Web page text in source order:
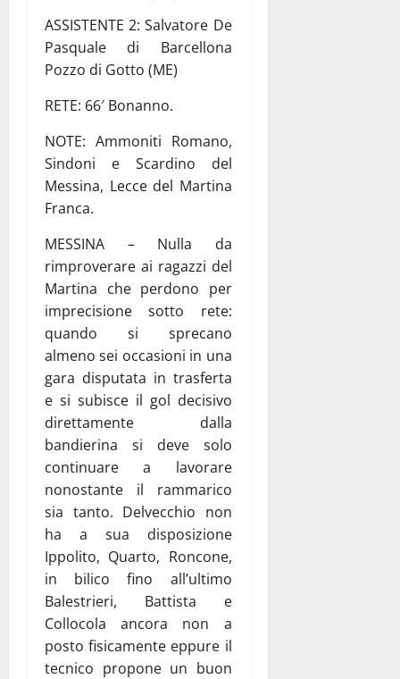
ASSISTENTE 2: Salvatore De
Pasquale di Barcellona
Pozzo di Gotto (ME)
RETE: 66′ Bonanno.
NOTE: Ammoniti Romano,
Sindoni e Scardino del
Messina, Lecce del Martina
Franca.
MESSINA – Nulla da
rimproverare ai ragazzi del
Martina che perdono per
imprecisione sotto rete:
quando si sprecano
almeno sei occasioni in una
gara disputata in trasferta
e si subisce il gol decisivo
direttamente dalla
bandierina si deve solo
continuare a lavorare
nonostante il rammarico
sia tanto. Delvecchio non
ha a sua disposizione
Ippolito, Quarto, Roncone,
in bilico fino all’ultimo
Balestrieri, Battista e
Collocola ancora non a
posto fisicamente eppure il
tecnico propone un buon